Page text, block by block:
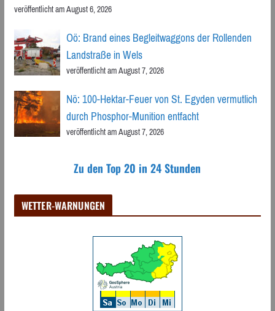
veröffentlicht am August 6, 2026
Oö: Brand eines Begleitwaggons der Rollenden
Landstraße in Wels
veröffentlicht am August 7, 2026
Nö: 100-Hektar-Feuer von St. Egyden vermutlich
durch Phosphor-Munition entfacht
veröffentlicht am August 7, 2026
Zu den Top 20 in 24 Stunden
WETTER-WARNUNGEN